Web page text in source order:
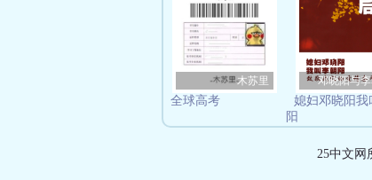
木苏里
全球高考
邓晓阳与李
媳妇邓晓阳我
阳
25中文网